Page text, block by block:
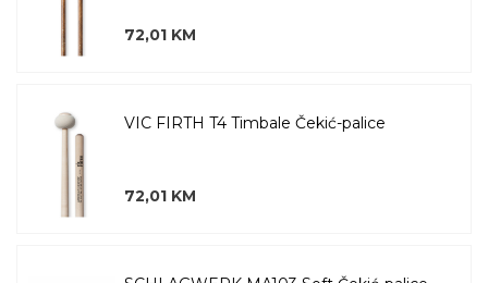
72,01 KM
VIC FIRTH T4 Timbale Čekić-palice
72,01 KM